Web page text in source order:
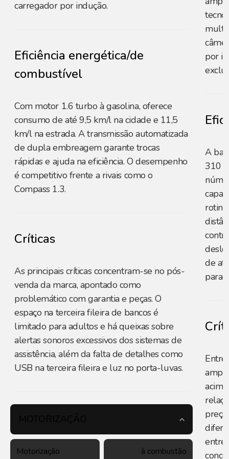
carregador por indução.
Eficiência energética/de
combustível
Com motor 1.6 turbo à gasolina, oferece
consumo de até 9,5 km/l na cidade e 11,5
km/l na estrada. A transmissão automatizada
de dupla embreagem garante trocas
rápidas e ajuda na eficiência. O desempenho
é competitivo frente a rivais como o
Compass 1.3.
Críticas
As principais críticas concentram-se no pós-
venda da marca, apontado como
problemático com garantia e peças. O
espaço na terceira fileira de bancos é
limitado para adultos e há queixas sobre
alertas sonoros excessivos dos sistemas de
assistência, além da falta de detalhes como
USB na terceira fileira e luz no porta-luvas.
Motorização à combustão
por
A
310
de
Entre
entre